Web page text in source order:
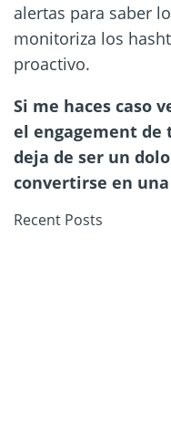
alertas para saber
monitoriza los
proactivo.
Si me haces caso
el engagement de
deja de ser un
convertirse en
Recent Posts